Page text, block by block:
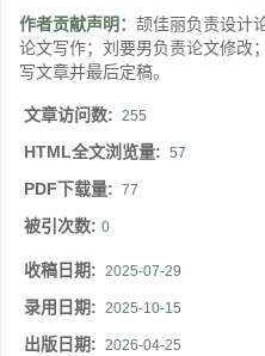
作者贡献声明： 颉佳丽负责设计
论文写作；刘要男负责论文修改
写文章并最后定稿。
文章访问数: 255
HTML全文浏览量: 57
PDF下载量: 77
被引次数: 0
收稿日期: 2025-07-29
录用日期: 2025-10-15
出版日期: 2026-04-25